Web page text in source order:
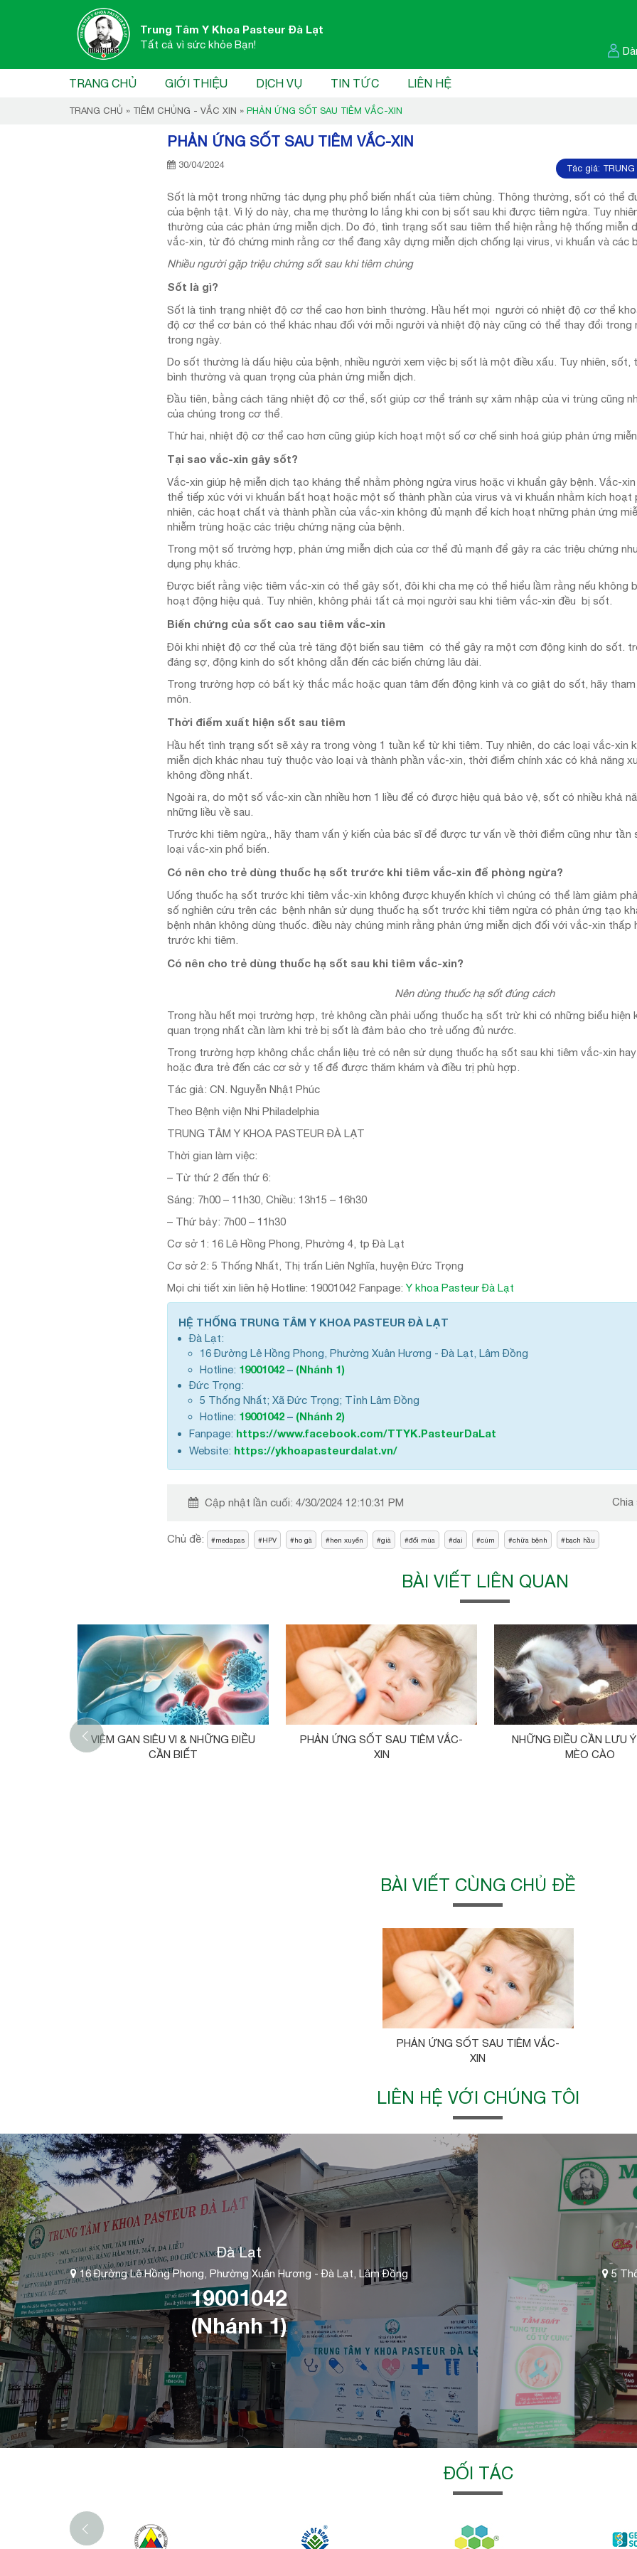
Trung Tâm Y Khoa Pasteur Đà Lạt
Tất cả vì sức khỏe Bạn!
TRANG CHỦ GIỚI THIỆU DỊCH VỤ TIN TỨC LIÊN HỆ
TRANG CHỦ » TIÊM CHỦNG - VẮC XIN » PHẢN ỨNG SỐT SAU TIÊM VẮC-XIN
PHẢN ỨNG SỐT SAU TIÊM VẮC-XIN
30/04/2024 Tác giả:
Sốt là một trong những tác dụng phụ phổ biến nhất của tiêm chủng. Thông thường, sốt có thể
của bệnh tật. Vì lý do này, cha mẹ thường lo lắng khi con bị sốt sau khi được tiêm ngừa. Tuy
thường của các phản ứng miễn dịch. Do đó, tình trạng sốt sau tiêm thể hiện rằng hệ thống miễn
vắc-xin, từ đó chứng minh rằng cơ thể đang xây dựng miễn dịch chống lại virus, vi khuẩn và các
Nhiều người gặp triệu chứng sốt sau khi tiêm chủng
Sốt là gì?
Sốt là tình trạng nhiệt độ cơ thể cao hơn bình thường. Hầu hết mọi người có nhiệt độ cơ thể
độ cơ thể cơ bản có thể khác nhau đối với mỗi người và nhiệt độ này cũng có thể thay đổi trong
trong ngày.
Do sốt thường là dấu hiệu của bệnh, nhiều người xem việc bị sốt là một điều xấu. Tuy nhiên,
bình thường và quan trọng của phản ứng miễn dịch.
Đầu tiên, bằng cách tăng nhiệt độ cơ thể, sốt giúp cơ thể tránh sự xâm nhập của vi trùng cũng
của chúng trong cơ thể.
Thứ hai, nhiệt độ cơ thể cao hơn cũng giúp kích hoạt một số cơ chế sinh hoá giúp phản ứng
Tại sao vắc-xin gây sốt?
Vắc-xin giúp hệ miễn dịch tạo kháng thể nhằm phòng ngừa virus hoặc vi khuẩn gây bệnh. Vắc-
thể tiếp xúc với vi khuẩn bất hoạt hoặc một số thành phần của virus và vi khuẩn nhằm kích hoạt
nhiên, các hoạt chất và thành phần của vắc-xin không đủ mạnh để kích hoạt những phản ứng
nhiễm trùng hoặc các triệu chứng nặng của bệnh.
Trong một số trường hợp, phản ứng miễn dịch của cơ thể đủ mạnh để gây ra các triệu chứng
dụng phụ khác.
Được biết rằng việc tiêm vắc-xin có thể gây sốt, đôi khi cha mẹ có thể hiểu lầm rằng nếu không
hoạt động hiệu quả. Tuy nhiên, không phải tất cả mọi người sau khi tiêm vắc-xin đều bị sốt.
Biến chứng của sốt cao sau tiêm vắc-xin
Đôi khi nhiệt độ cơ thể của trẻ tăng đột biến sau tiêm có thể gây ra một cơn động kinh do sốt.
đáng sợ, động kinh do sốt không dẫn đến các biến chứng lâu dài.
Trong trường hợp có bất kỳ thắc mắc hoặc quan tâm đến động kinh và co giật do sốt, hãy tham
môn.
Thời điểm xuất hiện sốt sau tiêm
Hầu hết tình trạng sốt sẽ xảy ra trong vòng 1 tuần kể từ khi tiêm. Tuy nhiên, do các loại vắc-xin
miễn dịch khác nhau tuỳ thuộc vào loại và thành phần vắc-xin, thời điểm chính xác có khả năng
không đồng nhất.
Ngoài ra, do một số vắc-xin cần nhiều hơn 1 liều để có được hiệu quả bảo vệ, sốt có nhiều khả
những liều về sau.
Trước khi tiêm ngừa,, hãy tham vấn ý kiến của bác sĩ để được tư vấn về thời điểm cũng như
loại vắc-xin phổ biến.
Có nên cho trẻ dùng thuốc hạ sốt trước khi tiêm vắc-xin để phòng ngừa?
Uống thuốc hạ sốt trước khi tiêm vắc-xin không được khuyến khích vì chúng có thể làm giảm
số nghiên cứu trên các bệnh nhân sử dụng thuốc hạ sốt trước khi tiêm ngừa có phản ứng tạo
bệnh nhân không dùng thuốc. điều này chúng minh rằng phản ứng miễn dịch đối với vắc-xin
trước khi tiêm.
Có nên cho trẻ dùng thuốc hạ sốt sau khi tiêm vắc-xin?
Nên dùng thuốc hạ sốt đúng cách
Trong hầu hết mọi trường hợp, trẻ không cần phải uống thuốc hạ sốt trừ khi có những biểu hiện
quan trọng nhất cần làm khi trẻ bị sốt là đảm bảo cho trẻ uống đủ nước.
Trong trường hợp không chắc chắn liệu trẻ có nên sử dụng thuốc hạ sốt sau khi tiêm vắc-xin
hoặc đưa trẻ đến các cơ sở y tế để được thăm khám và điều trị phù hợp.
Tác giả: CN. Nguyễn Nhật Phúc
Theo Bệnh viện Nhi Philadelphia
TRUNG TÂM Y KHOA PASTEUR ĐÀ LẠT
Thời gian làm việc:
– Từ thứ 2 đến thứ 6:
Sáng: 7h00 – 11h30, Chiều: 13h15 – 16h30
– Thứ bảy: 7h00 – 11h30
Cơ sở 1: 16 Lê Hồng Phong, Phường 4, tp Đà Lạt
Cơ sở 2: 5 Thống Nhất, Thị trấn Liên Nghĩa, huyện Đức Trọng
Mọi chi tiết xin liên hệ Hotline: 19001042 Fanpage:Y khoa Pasteur Đà Lạt
HỆ THỐNG TRUNG TÂM Y KHOA PASTEUR ĐÀ LẠT
Đà Lạt:
16 Đường Lê Hồng Phong, Phường Xuân Hương - Đà Lạt, Lâm Đồng
Hotline: 19001042 – (Nhánh 1)
Đức Trọng:
5 Thống Nhất; Xã Đức Trọng; Tỉnh Lâm Đồng
Hotline: 19001042 – (Nhánh 2)
Fanpage: https://www.facebook.com/TTYK.PasteurDaLat
Website: https://ykhoapasteurdalat.vn/
Cập nhật lần cuối: 4/30/2024 12:10:31 PM
Chủ đề: medapas HPV ho gà hen xuyển già đổi mùa dại cúm chữa bệnh bạch hầu
BÀI VIẾT LIÊN QUAN
‹VIÊM GAN SIÊU VI & NHỮNG ĐIỀU
CẦN BIẾT
PHẢN ỨNG SỐT SAU TIÊM VẮC-
XIN
NHỮNG ĐIỀU CẦN LƯU
MÈO CÀO
BÀI VIẾT CÙNG CHỦ ĐỀ
PHẢN ỨNG SỐT SAU TIÊM VẮC-
XIN
LIÊN HỆ VỚI CHÚNG TÔI
Đà Lạt
16 Đường Lê Hồng Phong, Phường Xuân Hương - Đà Lạt, Lâm Đồng
19001042
(Nhánh 1)
5
ĐỐI TÁC
‹